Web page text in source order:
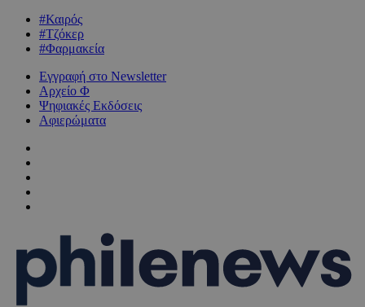
#Καιρός
#Τζόκερ
#Φαρμακεία
Εγγραφή στο Newsletter
Αρχείο Φ
Ψηφιακές Εκδόσεις
Αφιερώματα